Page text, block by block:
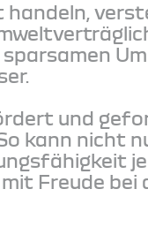
und
kann nicht
Freude bei